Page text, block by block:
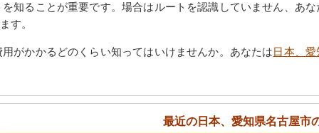
知ることが重要です。場合はルートを認識していません、あな
す。
がかかるどのくらい知ってはいけませんか。あなたは日本、
最近の日本、愛知県名古屋市